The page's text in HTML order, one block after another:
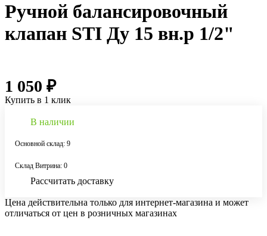
Ручной балансировочный
клапан STI Ду 15 вн.р 1/2"
1 050 ₽
Купить в 1 клик
В наличии
Основной склад: 9
Склад Витрина: 0
Рассчитать доставку
Цена действительна только для интернет-магазина и может
отличаться от цен в розничных магазинах